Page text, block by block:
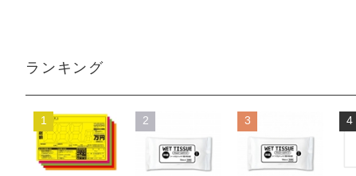
ランキング
1 2 3 4